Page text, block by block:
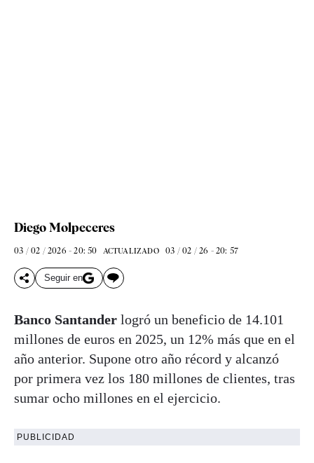
Diego Molpeceres
03 / 02 / 2026 - 20: 50 ACTUALIZADO 03 / 02 / 26 - 20: 57
Seguir en
Banco Santander logró un beneficio de 14.101
millones de euros en 2025, un 12% más que en el
año anterior. Supone otro año récord y alcanzó
por primera vez los 180 millones de clientes, tras
sumar ocho millones en el ejercicio.
PUBLICIDAD